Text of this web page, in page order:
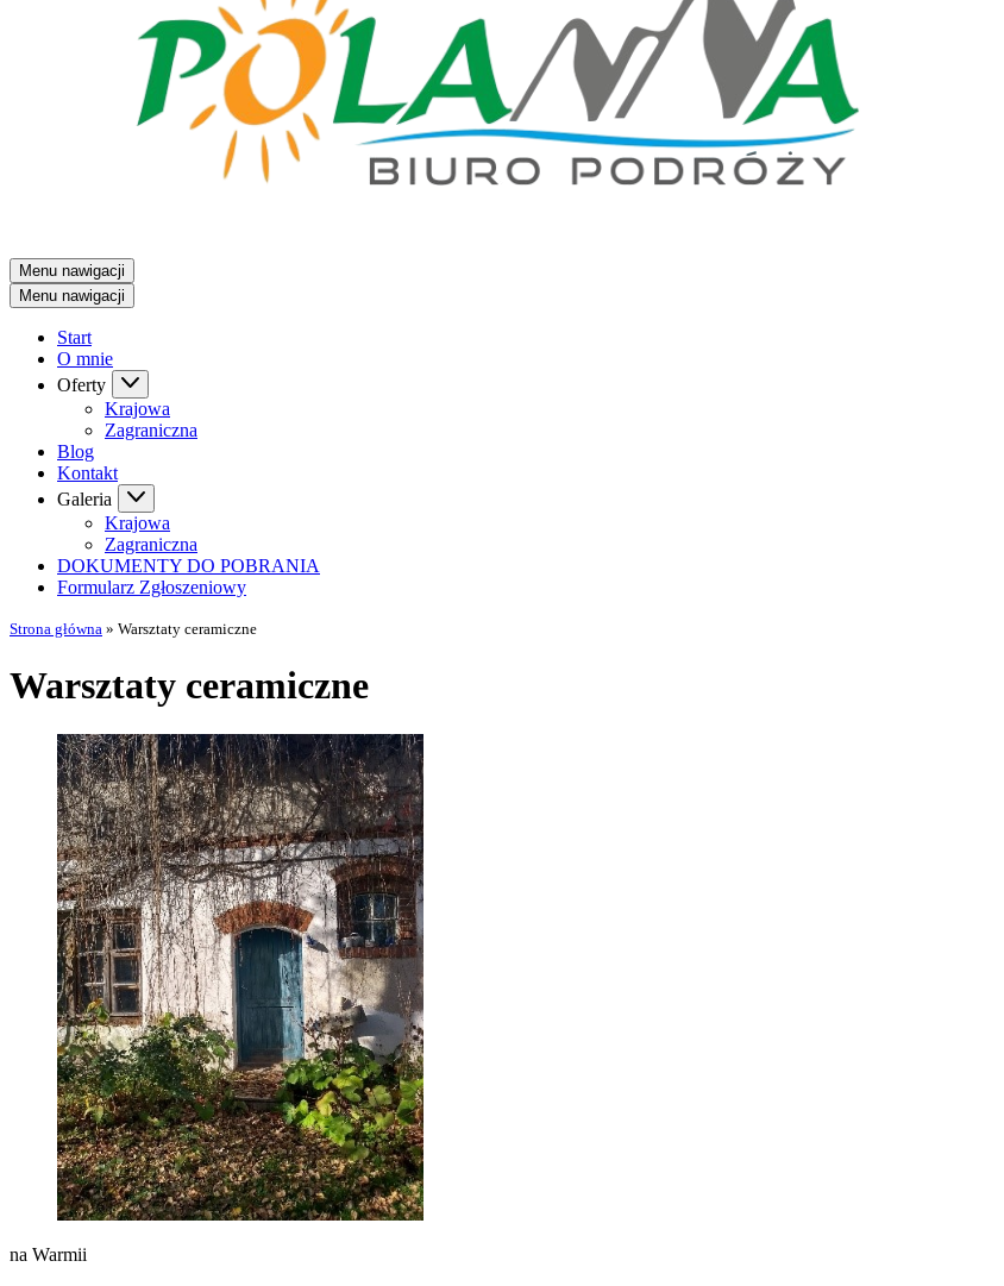
Menu nawigacji
Menu nawigacji
Start
O mnie
Oferty
Krajowa
Zagraniczna
Blog
Kontakt
Galeria
Krajowa
Zagraniczna
DOKUMENTY DO POBRANIA
Formularz Zgłoszeniowy
Strona główna » Warsztaty ceramiczne
Warsztaty ceramiczne
na Warmii